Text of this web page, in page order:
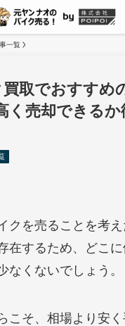
一覧
取でおすすめ
く売却できるか
クを売ることを考
在するため、どこ
なくないでしょう。
こそ、相場より安く